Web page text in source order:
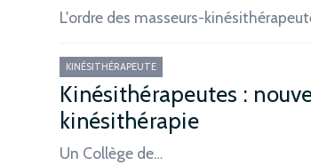
L'ordre des masseurs-
KINÉSITHÉRAPEUTE
Kinésithérapeutes :
kinésithérapie
Un Collège de…